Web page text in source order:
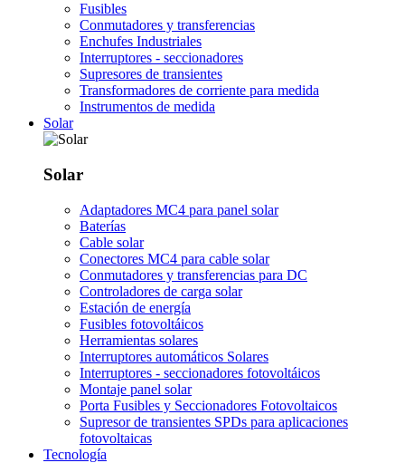
Fusibles
Conmutadores y transferencias
Enchufes Industriales
Interruptores - seccionadores
Supresores de transientes
Transformadores de corriente para medida
Instrumentos de medida
Solar
Solar
Adaptadores MC4 para panel solar
Baterías
Cable solar
Conectores MC4 para cable solar
Conmutadores y transferencias para DC
Controladores de carga solar
Estación de energía
Fusibles fotovoltáicos
Herramientas solares
Interruptores automáticos Solares
Interruptores - seccionadores fotovoltáicos
Montaje panel solar
Porta Fusibles y Seccionadores Fotovoltaicos
Supresor de transientes SPDs para aplicaciones
fotovoltaicas
Tecnología